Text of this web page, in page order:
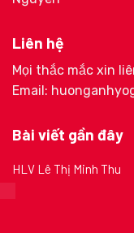
Liên hệ
Mọi thắc mắc xin
Email:
Bài viết gần đây
HLV Lê Thị Minh Thu